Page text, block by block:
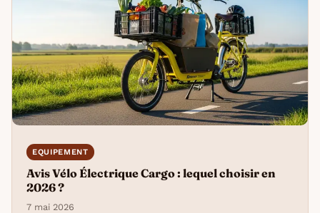
EQUIPEMENT
Avis Vélo Électrique Cargo : lequel choisir en
2026 ?
7 mai 2026